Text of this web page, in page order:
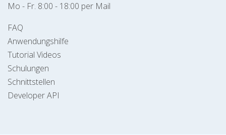
Mo - Fr. 8:00 - 18:00 per Mail
FAQ
Anwendungshilfe
Tutorial Videos
Schulungen
Schnittstellen
Developer API